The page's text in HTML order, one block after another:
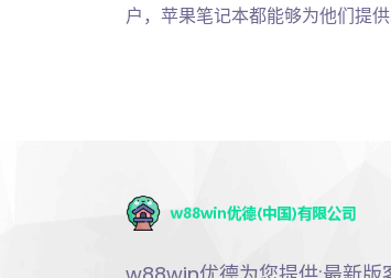
户，苹果笔记本都能够为他们提